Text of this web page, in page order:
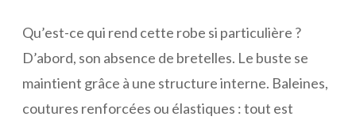
Qu’est-ce qui rend cette robe si particulière ?
D’abord, son absence de bretelles. Le buste se
maintient grâce à une structure interne. Baleines,
coutures renforcées ou élastiques : tout est